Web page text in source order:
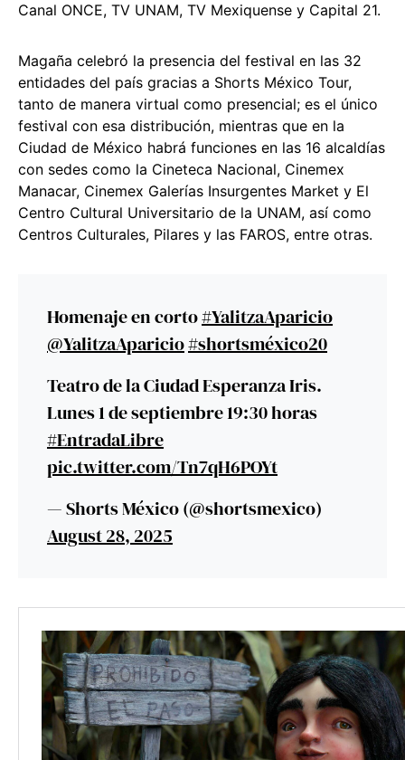
Canal ONCE, TV UNAM, TV Mexiquense y Capital 21.
Magaña celebró la presencia del festival en las 32
entidades del país gracias a Shorts México Tour,
tanto de manera virtual como presencial; es el único
festival con esa distribución, mientras que en la
Ciudad de México habrá funciones en las 16 alcaldías
con sedes como la Cineteca Nacional, Cinemex
Manacar, Cinemex Galerías Insurgentes Market y El
Centro Cultural Universitario de la UNAM, así como
Centros Culturales, Pilares y las FAROS, entre otras.
Homenaje en corto#YalitzaAparicio
@YalitzaAparicio#shortsméxico20
Teatro de la Ciudad Esperanza Iris.
Lunes 1 de septiembre 19:30 horas
#EntradaLibre
pic.twitter.com/Tn7qH6POYt
— Shorts México (@shortsmexico)
August 28, 2025